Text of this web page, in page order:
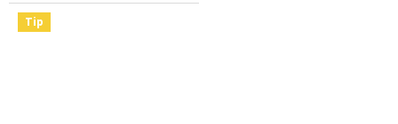
Tip